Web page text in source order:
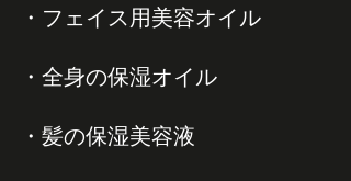
・フェイス用美容オイル
・全身の保湿オイル
・髪の保湿美容液